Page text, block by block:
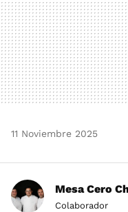
11 Noviembre 2025
Mesa Cero
Colaborador